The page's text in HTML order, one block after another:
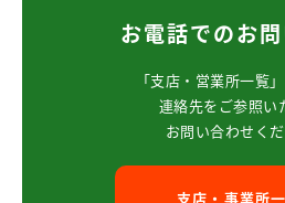
お電話でのお
「支店・営業所一覧
連絡先をご参照い
お問い合わせくだ
支店・事業所